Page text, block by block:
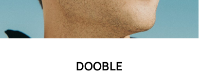
DOOBLE